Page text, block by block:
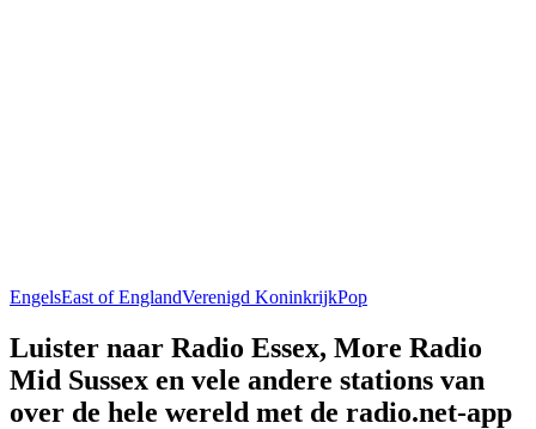
EngelsEast of EnglandVerenigd KoninkrijkPop
Luister naar Radio Essex, More Radio
Mid Sussex en vele andere stations van
over de hele wereld met de radio.net-app